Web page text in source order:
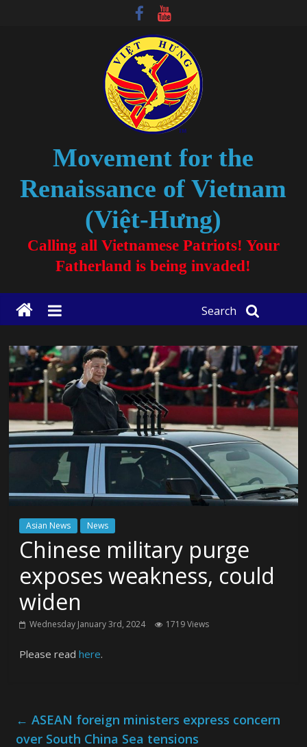
Movement for the
Renaissance of Vietnam
(Việt-Hưng)
Calling all Vietnamese Patriots! Your
Fatherland is being invaded!
Search
Asian News News
Chinese military purge
exposes weakness, could
widen
Wednesday January 3rd, 2024 1719 Views
Please readhere.
← ASEAN foreign ministers express concern
over South China Sea tensions